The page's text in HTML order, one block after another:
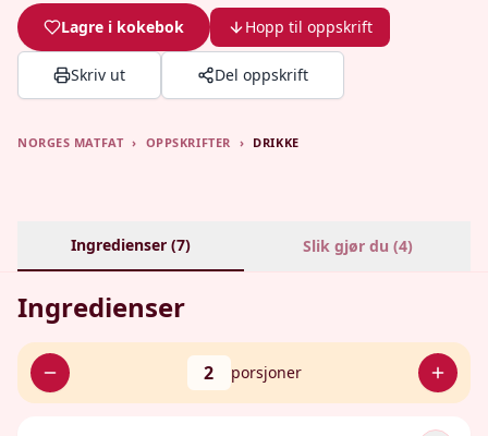
Lagre i kokebok Hopp til oppskrift
Skriv ut Del oppskrift
NORGES MATFAT › OPPSKRIFTER › DRIKKE
Ingredienser (7) Slik gjør du (4)
Ingredienser
2 porsjoner